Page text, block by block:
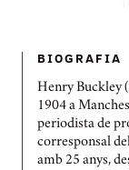
BIOGRAFIA
Henry Buckley
1904 a
periodista de
corresponsal
amb 25 anys,